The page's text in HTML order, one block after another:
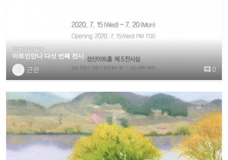
취미반/작가반
아트인만나 다섯 번째 전시
근은  0